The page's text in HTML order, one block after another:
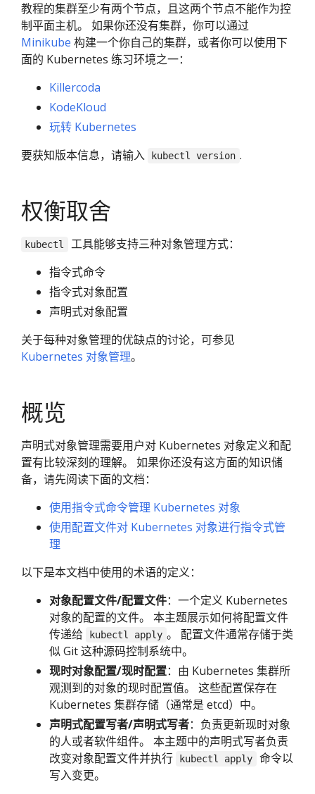
教程的集群至少有两个节点，且这两个节点不能作为控
制平面主机。 如果你还没有集群，你可以通过
Minikube 构建一个你自己的集群，或者你可以使用下
面的 Kubernetes 练习环境之一：
Killercoda
KodeKloud
玩转 Kubernetes
要获知版本信息，请输入
kubectl version .
权衡取舍
kubectl
工具能够支持三种对象管理方式：
指令式命令
指令式对象配置
声明式对象配置
关于每种对象管理的优缺点的讨论，可参见
Kubernetes 对象管理。
概览
声明式对象管理需要用户对 Kubernetes 对象定义和配
置有比较深刻的理解。 如果你还没有这方面的知识储
备，请先阅读下面的文档：
使用指令式命令管理 Kubernetes 对象
使用配置文件对 Kubernetes 对象进行指令式管
理
以下是本文档中使用的术语的定义：
对象配置文件/配置文件：一个定义 Kubernetes
对象的配置的文件。 本主题展示如何将配置文件
传递给
kubectl apply 。 配置文件通常存储于类
似 Git 这种源码控制系统中。
现时对象配置/现时配置：由 Kubernetes 集群所
观测到的对象的现时配置值。 这些配置保存在
Kubernetes 集群存储（通常是 etcd）中。
声明式配置写者/声明式写者：负责更新现时对象
的人或者软件组件。 本主题中的声明式写者负责
改变对象配置文件并执行
kubectl apply
命令以
写入变更。